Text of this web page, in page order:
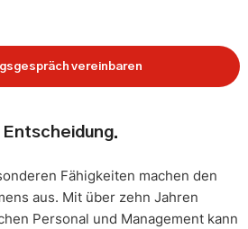
vereinbaren
Entscheidung.
Fähigkeiten machen den
aus. Mit über zehn Jahren
Personal und Management kann